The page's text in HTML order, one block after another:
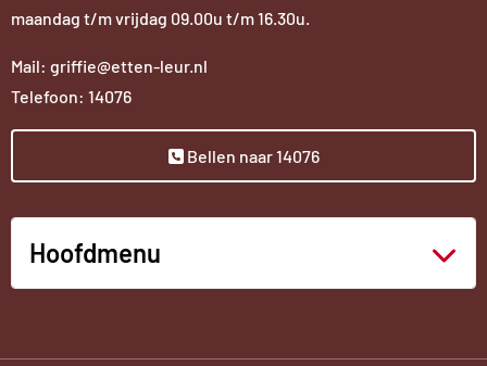
maandag t/m vrijdag 09.00u t/m 16.30u.
Mail: griffie@etten-leur.nl
Telefoon: 14076
Bellen naar 14076
Hoofdmenu